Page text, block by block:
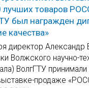
товаров
был награжден
качества»
директор Александр
Волжского научно-
ВолгГТУ принимали
продаже